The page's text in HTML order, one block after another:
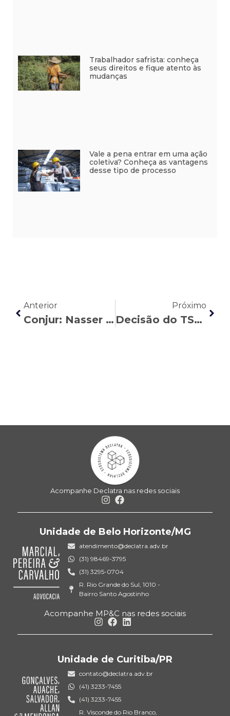
Trabalhador safrista: conheça
seus direitos e fique atento às
mudanças
Vale a pena entrar em uma ação
coletiva? Conheça as vantagens
desse tipo de processo
Anterior
Conjur: Nasser Allan explica como golpistas abordam clientes dos escritórios de advocacia
Próximo
Decisão do TST reforça direito de bancária a receber intervalo da mulher como hora extra
Acompanhe Declatra nas redes sociais
Unidade de Belo Horizonte/MG
atendimento@declatra.adv.br
(31) 98469-3795
(31) 3295-0704
R. Rio Grande do Sul, 1010 -
Bairro Santo Agostinho
Acompanhe MP&C nas redes sociais
Unidade de Curitiba/PR
contato@declatra.adv.br
(41) 3233-7455
(41) 3233-7455
R. Visconde do Rio Branco,